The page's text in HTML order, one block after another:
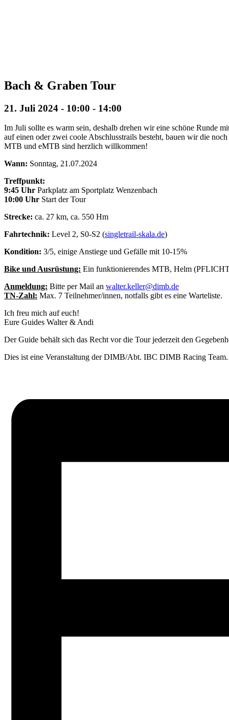
Bach & Graben Tour
21. Juli 2024 - 10:00 - 14:00
Im Juli sollte es warm sein, deshalb drehen wir eine schöne Runde
auf einen oder zwei coole Abschlusstrails besteht, bauen wir die
MTB und eMTB sind herzlich willkommen!
Wann: Sonntag, 21.07.2024
Treffpunkt:
9:45 Uhr Parkplatz am Sportplatz Wenzenbach
10:00 Uhr Start der Tour
Strecke: ca. 27 km, ca. 550 Hm
Fahrtechnik: Level 2, S0-S2 (singletrail-skala.de)
Kondition: 3/5, einige Anstiege und Gefälle mit 10-15%
Bike und Ausrüstung: Ein funktionierendes MTB, Helm
Anmeldung: Bitte per Mail an walter.keller@dimb.de
TN-Zahl: Max. 7 Teilnehmer/innen, notfalls gibt es eine Warteliste.
Ich freu mich auf euch!
Eure Guides Walter & Andi
Der Guide behält sich das Recht vor die Tour jederzeit den
Dies ist eine Veranstaltung der DIMB/Abt. IBC DIMB Racing Team.